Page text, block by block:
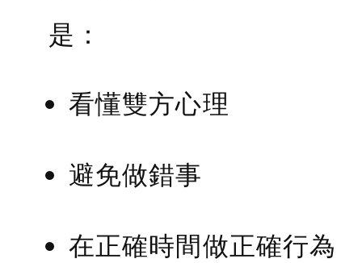
是：
看懂雙方心理
避免做錯事
在正確時間做正確行為